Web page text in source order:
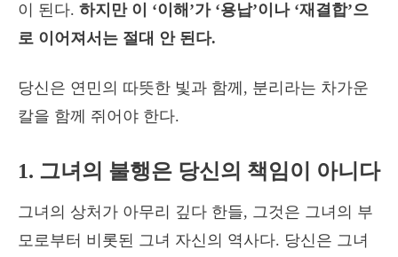
이 된다. 하지만 이 ‘이해’가 ‘용납’이나 ‘재결합’으
로 이어져서는 절대 안 된다.
당신은 연민의 따뜻한 빛과 함께, 분리라는 차가운
칼을 함께 쥐어야 한다.
1. 그녀의 불행은 당신의 책임이 아니다
그녀의 상처가 아무리 깊다 한들, 그것은 그녀의 부
모로부터 비롯된 그녀 자신의 역사다. 당신은 그녀